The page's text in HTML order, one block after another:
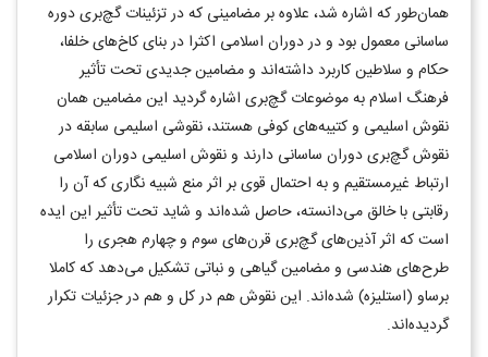
همان‌طور که اشاره شد، علاوه بر مضامینی که در تزئینات گچ‌بری دوره
ساسانی معمول بود و در دوران اسلامی اکثرا در بنای کاخ‌های خلفا،
حکام و سلاطین کاربرد داشته‌اند و مضامین جدیدی تحت تأثیر
فرهنگ اسلام به موضوعات گچ‌بری اشاره گردید این مضامین همان
نقوش اسلیمی و کتیبه‌های کوفی هستند، نقوشی اسلیمی سابقه در
نقوش گچ‌بری دوران ساسانی دارند و نقوش اسلیمی دوران اسلامی
ارتباط غیرمستقیم و به احتمال قوی بر اثر منع شبیه نگاری که آن را
رقابتی با خالق می‌دانسته، حاصل شده‌اند و شاید تحت تأثیر این ایده
است که اثر آذین‌های گچ‌بری قرن‌های سوم و چهارم هجری را
طرح‌های هندسی و مضامین گیاهی و نباتی تشکیل می‌دهد که کاملا
برساو (استلیزه) شده‌اند. این نقوش هم در کل و هم در جزئیات تکرار
گردیده‌اند.